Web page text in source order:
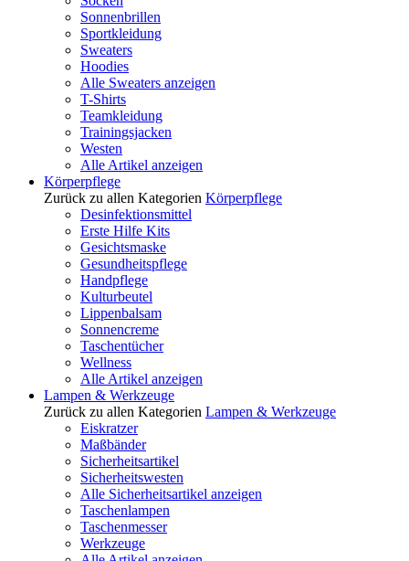
Sonnenbrillen
Sportkleidung
Sweaters
Hoodies
Alle Sweaters anzeigen
T-Shirts
Teamkleidung
Trainingsjacken
Westen
Alle Artikel anzeigen
Körperpflege
Zurück zu allen Kategorien Körperpflege
Desinfektionsmittel
Erste Hilfe Kits
Gesichtsmaske
Gesundheitspflege
Handpflege
Kulturbeutel
Lippenbalsam
Sonnencreme
Taschentücher
Wellness
Alle Artikel anzeigen
Lampen & Werkzeuge
Zurück zu allen Kategorien Lampen & Werkzeuge
Eiskratzer
Maßbänder
Sicherheitsartikel
Sicherheitswesten
Alle Sicherheitsartikel anzeigen
Taschenlampen
Taschenmesser
Werkzeuge